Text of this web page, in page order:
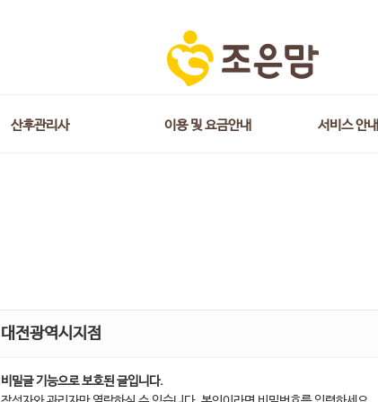
산후관리사 이용 및 요금안내 서비스 안내
대전광역시지점
비밀글 기능으로 보호된 글입니다.